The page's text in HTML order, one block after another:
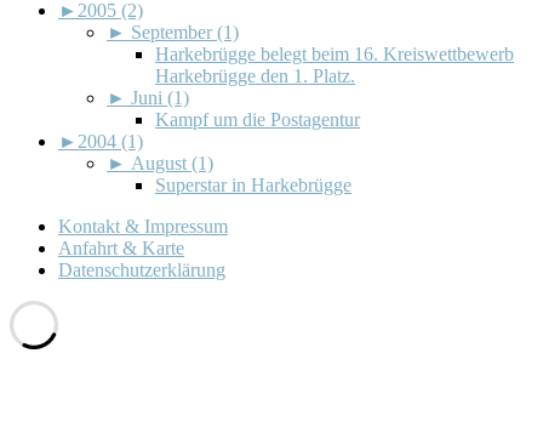
► 2005 (2)
► September (1)
Harkebrügge belegt beim 16. Kreiswettbewerb
Harkebrügge den 1. Platz.
► Juni (1)
Kampf um die Postagentur
► 2004 (1)
► August (1)
Superstar in Harkebrügge
Kontakt & Impressum
Anfahrt & Karte
Datenschutzerklärung